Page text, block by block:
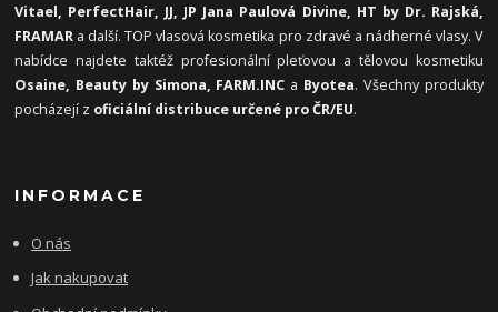
Vitael, PerfectHair, JJ, JP Jana Paulová Divine, HT by Dr. Rajská,
FRAMAR a další. TOP vlasová kosmetika pro zdravé a nádherné vlasy. V
nabídce najdete taktéž profesionální pleťovou a tělovou kosmetiku
Osaine, Beauty by Simona, FARM.INC a Byotea. Všechny produkty
pocházejí z oficiální distribuce určené pro ČR/EU.
INFORMACE
O nás
Jak nakupovat